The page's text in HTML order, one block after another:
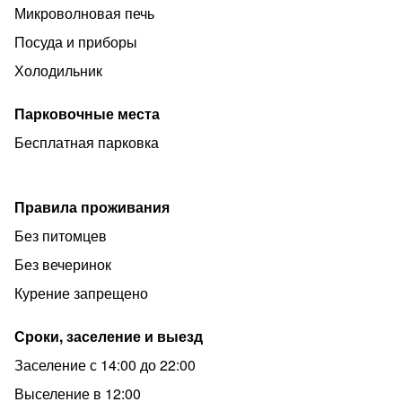
поможем в организации досуга с широким спектром
услуг (оплачивается отдельно):
- Экскурсии по нашим достопримечательностям.
- Джипинг.
- Рафтинг.
- Водопады Руфабго.
- Азишская пещера.
КОНФЕТИ, ХЛОПУШКИ, ФЕЙЕРВЕРКИ, ПЕНЫЕ
ВЕЧЕРИНКИ, САЛЮТЫ ЗАПРЕЩЕНЫ‼️
заселение с 14:00 до 18:00.
выселение с 08:00 до 12:00.
Микроволновая печь
Посуда и приборы
Холодильник
Парковочные места
Бесплатная парковка
Правила проживания
Без питомцев
Без вечеринок
Курение запрещено
Сроки, заселение и выезд
Заселение с 14:00 до 22:00
Выселение в 12:00